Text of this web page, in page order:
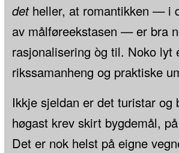
detheller, at romantikken — i
av målføreekstasen — er bra
rasjonalisering òg til. Noko lyt
rikssamanheng og praktiske
Ikkje sjeldan er det turistar
høgast krev skirt bygdemål,
Det er nok helst på eigne